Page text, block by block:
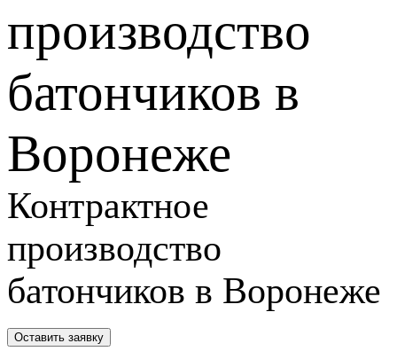
производство
батончиков в
Воронеже
Контрактное
производство
батончиков в Воронеже
Оставить заявку